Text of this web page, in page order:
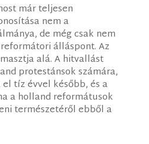
már teljesen
nem a
de még csak nem
álláspont. Az
alá. A hitvallást
protestánsok számára,
tíz évvel később, és a
a holland reformátusok
természetéről ebből a